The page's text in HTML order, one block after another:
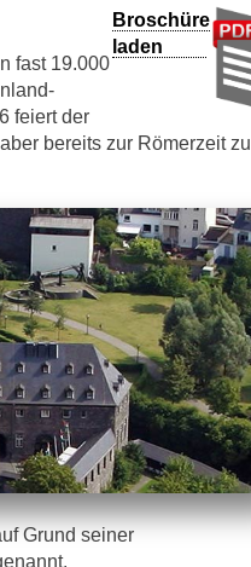
Broschüre
laden
fast 19.000
feiert der
bereits zur Römerzeit zu
Grund seiner